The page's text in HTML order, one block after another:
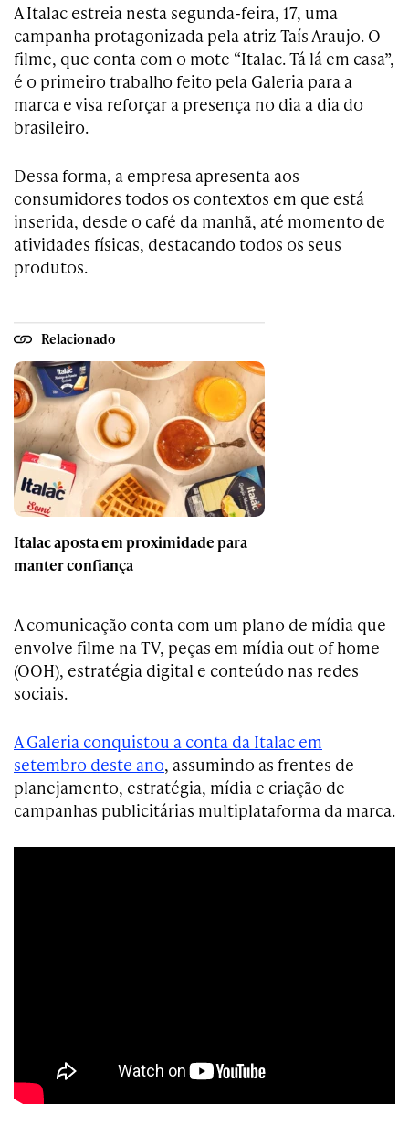
A Italac estreia nesta segunda-feira, 17, uma
campanha protagonizada pela atriz Taís Araujo. O
filme, que conta com o mote “Italac. Tá lá em casa”,
é o primeiro trabalho feito pela Galeria para a
marca e visa reforçar a presença no dia a dia do
brasileiro.
Dessa forma, a empresa apresenta aos
consumidores todos os contextos em que está
inserida, desde o café da manhã, até momento de
atividades físicas, destacando todos os seus
produtos.
Relacionado
Italac aposta em proximidade para
manter confiança
A comunicação conta com um plano de mídia que
envolve filme na TV, peças em mídia out of home
(OOH), estratégia digital e conteúdo nas redes
sociais.
A Galeria conquistou a conta da Italac em
setembro deste ano, assumindo as frentes de
planejamento, estratégia, mídia e criação de
campanhas publicitárias multiplataforma da marca.